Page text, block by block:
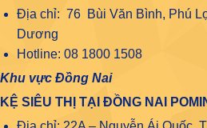
Địa chỉ: 76 Bùi Văn Bình, Phú
Dương
Hotline: 08 1800 1508
Khu vực Đồng Nai
KỆ SIÊU THỊ TẠI ĐỒNG NAI